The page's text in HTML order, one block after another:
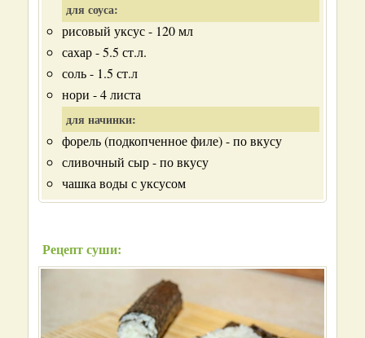
для соуса:
рисовый уксус - 120 мл
сахар - 5.5 ст.л.
соль - 1.5 ст.л
нори - 4 листа
для начинки:
форель (подкопченное филе) - по вкусу
сливочный сыр - по вкусу
чашка воды с уксусом
Рецепт суши: